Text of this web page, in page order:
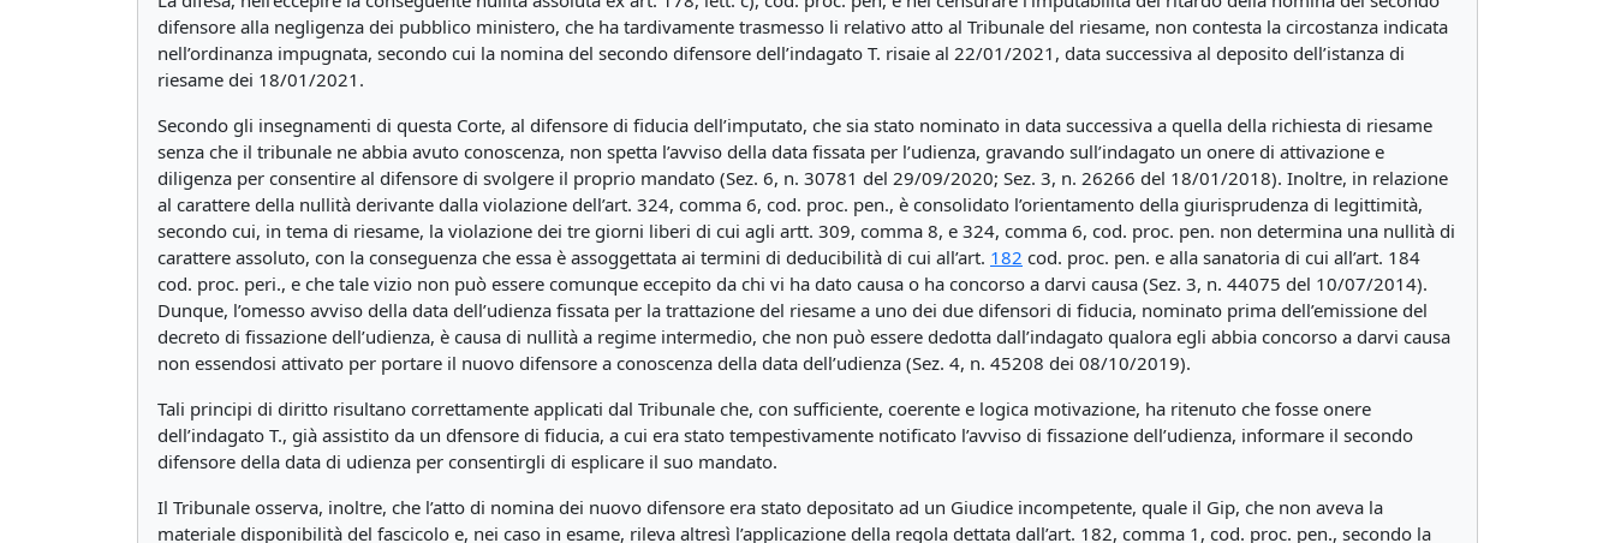
difensore alla negligenza dei pubblico ministero, che ha tardivamente trasmesso li relativo atto al Tribunale del riesame, non contesta la circostanza indicata
nell’ordinanza impugnata, secondo cui la nomina del secondo difensore dell’indagato T. risaie al 22/01/2021, data successiva al deposito dell’istanza di
riesame dei 18/01/2021.
Secondo gli insegnamenti di questa Corte, al difensore di fiducia dell’imputato, che sia stato nominato in data successiva a quella della richiesta di riesame
senza che il tribunale ne abbia avuto conoscenza, non spetta l’avviso della data fissata per l’udienza, gravando sull’indagato un onere di attivazione e
diligenza per consentire al difensore di svolgere il proprio mandato (Sez. 6, n. 30781 del 29/09/2020; Sez. 3, n. 26266 del 18/01/2018). Inoltre, in relazione
al carattere della nullità derivante dalla violazione dell’art. 324, comma 6, cod. proc. pen., è consolidato l’orientamento della giurisprudenza di legittimità,
secondo cui, in tema di riesame, la violazione dei tre giorni liberi di cui agli artt. 309, comma 8, e 324, comma 6, cod. proc. pen. non determina una nullità di
carattere assoluto, con la conseguenza che essa è assoggettata ai termini di deducibilità di cui all’art. 182 cod. proc. pen. e alla sanatoria di cui all’art. 184
cod. proc. peri., e che tale vizio non può essere comunque eccepito da chi vi ha dato causa o ha concorso a darvi causa (Sez. 3, n. 44075 del 10/07/2014).
Dunque, l’omesso avviso della data dell’udienza fissata per la trattazione del riesame a uno dei due difensori di fiducia, nominato prima dell’emissione del
decreto di fissazione dell’udienza, è causa di nullità a regime intermedio, che non può essere dedotta dall’indagato qualora egli abbia concorso a darvi causa
non essendosi attivato per portare il nuovo difensore a conoscenza della data dell’udienza (Sez. 4, n. 45208 dei 08/10/2019).
Tali principi di diritto risultano correttamente applicati dal Tribunale che, con sufficiente, coerente e logica motivazione, ha ritenuto che fosse onere
dell’indagato T., già assistito da un dfensore di fiducia, a cui era stato tempestivamente notificato l’avviso di fissazione dell’udienza, informare il secondo
difensore della data di udienza per consentirgli di esplicare il suo mandato.
Il Tribunale osserva, inoltre, che l’atto di nomina dei nuovo difensore era stato depositato ad un Giudice incompetente, quale il Gip, che non aveva la
materiale disponibilità del fascicolo e, nei caso in esame, rileva altresì l’applicazione della regola dettata dall’art. 182, comma 1, cod. proc. pen., secondo la